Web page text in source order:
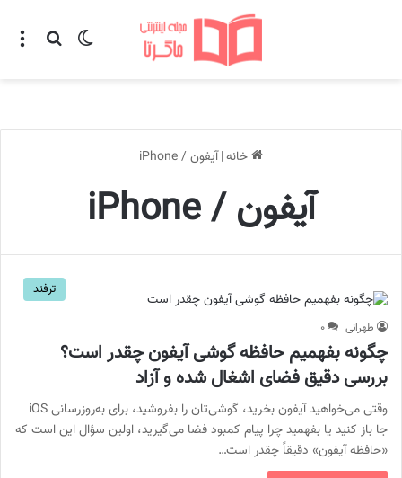
تغییر پوسته
خانه|آیفون / iPhone
آیفون / iPhone
ترفند
طهرانی ۰
چگونه بفهمیم حافظه گوشی آیفون چقدر است؟
بررسی دقیق فضای اشغال‌ شده و آزاد
وقتی می‌خواهید آیفون بخرید، گوشی‌تان را بفروشید، برای به‌روزرسانی iOS
جا باز کنید یا بفهمید چرا پیام کمبود فضا می‌گیرید، اولین سؤال این است که
«حافظه آیفون» دقیقاً چقدر است…